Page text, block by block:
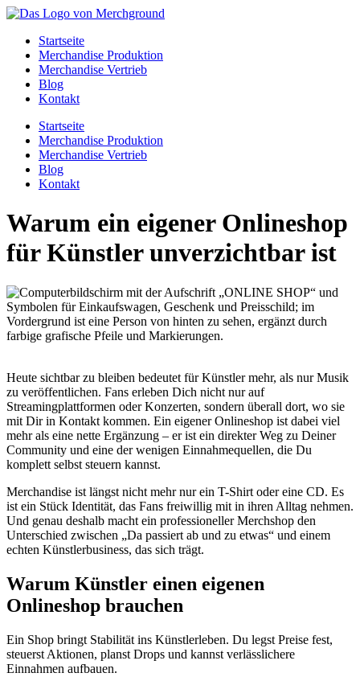
Zum
springenStartseite
Merchandise Produktion
Merchandise Vertrieb
Blog
Kontakt
Startseite
Merchandise Produktion
Merchandise Vertrieb
Blog
Kontakt
Warum ein eigener Onlineshop
für Künstler unverzichtbar ist
Heute sichtbar zu bleiben bedeutet für Künstler mehr, als nur Musik
zu veröffentlichen. Fans erleben Dich nicht nur auf
Streamingplattformen oder Konzerten, sondern überall dort, wo sie
mit Dir in Kontakt kommen. Ein eigener Onlineshop ist dabei viel
mehr als eine nette Ergänzung – er ist ein direkter Weg zu Deiner
Community und eine der wenigen Einnahmequellen, die Du
komplett selbst steuern kannst.
Merchandise ist längst nicht mehr nur ein T-Shirt oder eine CD. Es
ist ein Stück Identität, das Fans freiwillig mit in ihren Alltag nehmen.
Und genau deshalb macht ein professioneller Merchshop den
Unterschied zwischen „Da passiert ab und zu etwas“ und einem
echten Künstlerbusiness, das sich trägt.
Warum Künstler einen eigenen
Onlineshop brauchen
Ein Shop bringt Stabilität ins Künstlerleben. Du legst Preise fest,
steuerst Aktionen, planst Drops und kannst verlässlichere
Einnahmen aufbauen.